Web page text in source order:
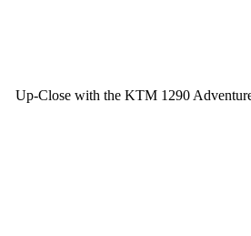
Up-Close with the KTM 1290